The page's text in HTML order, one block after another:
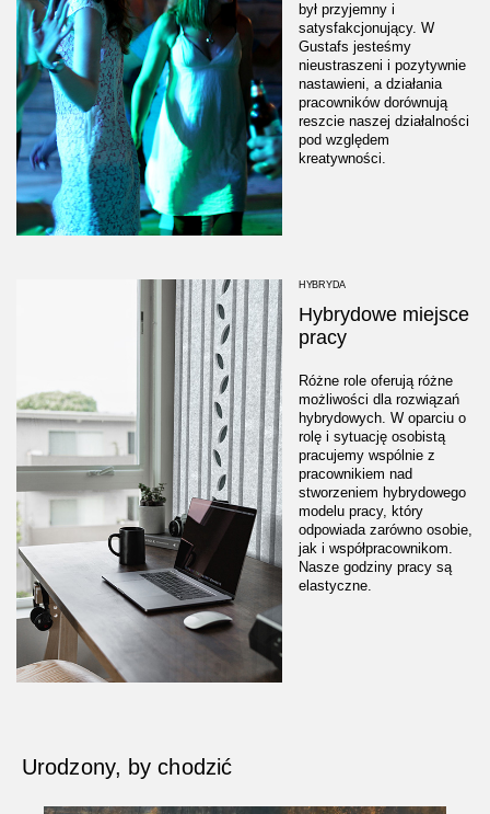
HYBRYDA
Hybrydowe miejsce
pracy
Różne role oferują różne
możliwości dla rozwiązań
hybrydowych. W oparciu o
rolę i sytuację osobistą
pracujemy wspólnie z
pracownikiem nad
stworzeniem hybrydowego
modelu pracy, który
odpowiada zarówno osobie,
jak i współpracownikom.
Nasze godziny pracy są
elastyczne.
był przyjemny i
satysfakcjonujący. W
Gustafs jesteśmy
nieustraszeni i pozytywnie
nastawieni, a działania
pracowników dorównują
reszcie naszej działalności
pod względem
kreatywności.
Urodzony, by chodzić